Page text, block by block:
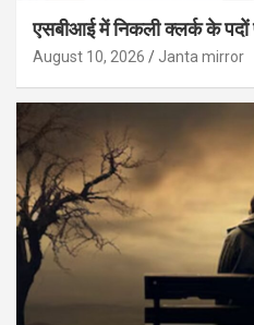
एसबीआई में निकली क्लर्क के पदों
August 10, 2026 Janta mirror